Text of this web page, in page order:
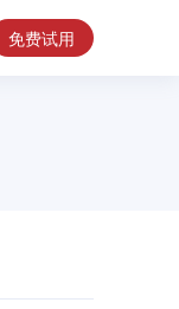
免费试用